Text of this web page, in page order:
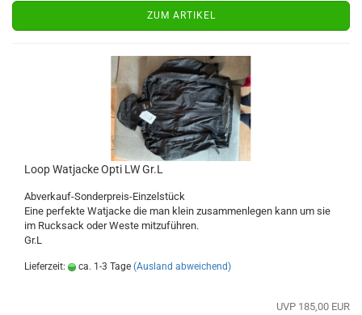
ZUM ARTIKEL
Loop Watjacke Opti LW Gr.L
Abverkauf-Sonderpreis-Einzelstück
Eine perfekte Watjacke die man klein zusammenlegen kann um sie
im Rucksack oder Weste mitzuführen.
Gr.L
Lieferzeit: ca. 1-3 Tage (Ausland abweichend)
UVP 185,00 EUR